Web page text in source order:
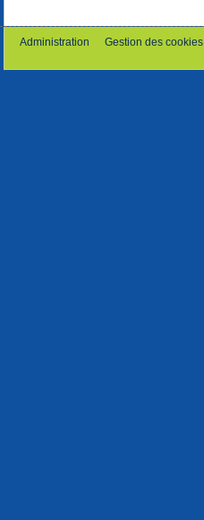
Administration Gestion des cookies